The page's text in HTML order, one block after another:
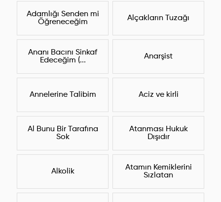
Adamlığı Senden mi
Öğreneceğim
Alçakların Tuzağı
Ananı Bacını Sinkaf
Edeceğim (...
Anarşist
Annelerine Talibim Aciz ve kirli
Al Bunu Bir Tarafına
Sok
Atanması Hukuk
Dışıdır
Alkolik
Atamın Kemiklerini
Sızlatan